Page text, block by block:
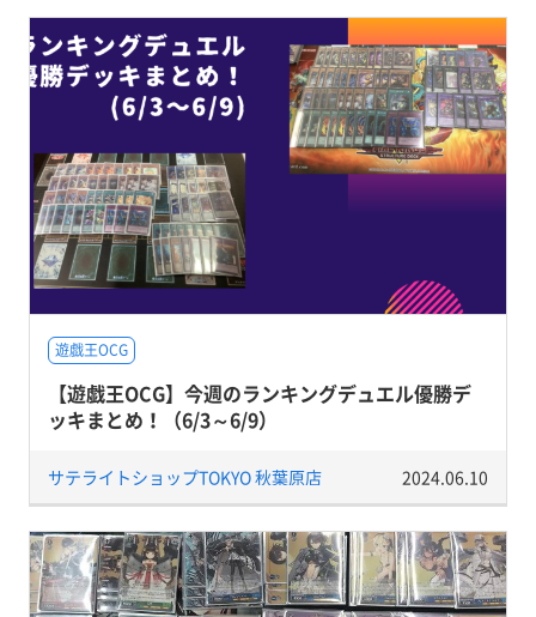
遊戯王OCG
【遊戯王OCG】今週のランキングデュエル優勝デ
ッキまとめ！（6/3～6/9）
サテライトショップTOKYO 秋葉原店 2024.06.10